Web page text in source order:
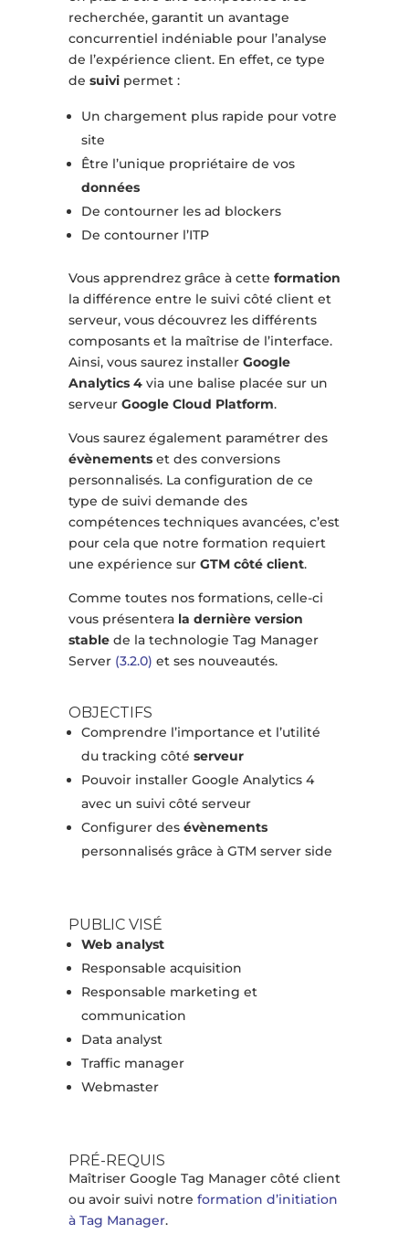
recherchée, garantit un avantage
concurrentiel indéniable pour l’analyse
de l’expérience client. En effet, ce type
de suivipermet :
Un chargement plus rapide pour votre
site
Être l’unique propriétaire de vos
données
De contourner les ad blockers
De contourner l’ITP
Vous apprendrez grâce à cette formation
la différence entre le suivi côté client et
serveur, vous découvrez les différents
composants et la maîtrise de l’interface.
Ainsi, vous saurez installer Google
Analytics 4via une balise placée sur un
serveur Google Cloud Platform.
Vous saurez également paramétrer des
évènementset des conversions
personnalisés. La configuration de ce
type de suivi demande des
compétences techniques avancées, c’est
pour cela que notre formation requiert
une expérience sur GTM côté client.
Comme toutes nos formations, celle-ci
vous présentera la dernière version
stablede la technologie Tag Manager
Server (3.2.0) et ses nouveautés.
OBJECTIFS
Comprendre l’importance et l’utilité
du tracking côté serveur
Pouvoir installer Google Analytics 4
avec un suivi côté serveur
Configurer des évènements
personnalisés grâce à GTM server side
PUBLIC VISÉ
Web analyst
Responsable acquisition
Responsable marketing et
communication
Data analyst
Traffic manager
Webmaster
PRÉ-REQUIS
Maîtriser Google Tag Manager côté client
ou avoir suivi notre formation d’initiation
à Tag Manager.